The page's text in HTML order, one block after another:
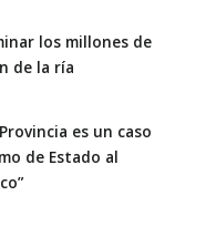
los millones de
de la ría
es un caso
de Estado al